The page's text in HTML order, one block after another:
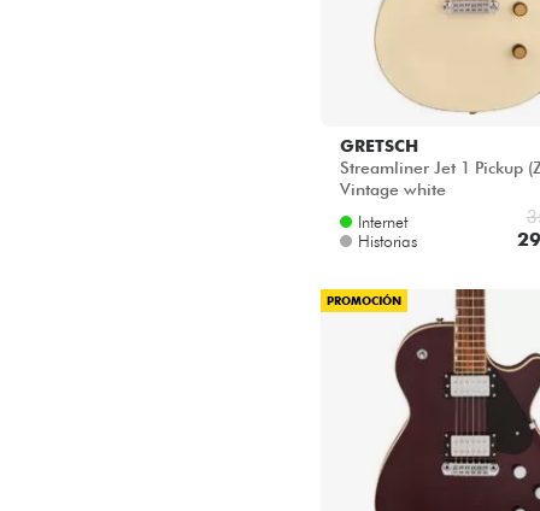
GRETSCH
Streamliner Jet 1 Pickup
Vintage white
Internet
Historias
PROMOCIÓN